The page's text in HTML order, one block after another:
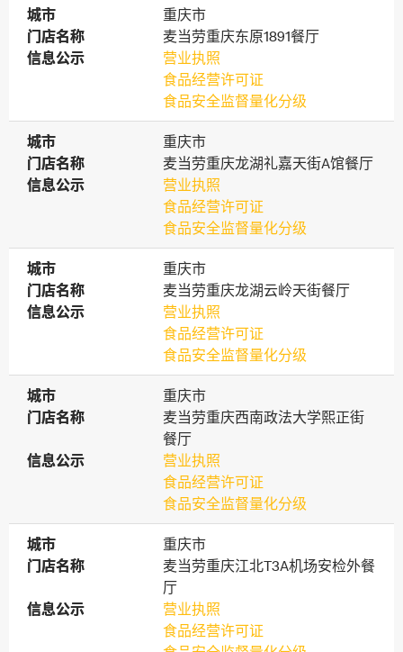
城市
城市
重庆市
门店名称
门店名称
麦当劳重庆东原1891餐厅
信息公示
信息公示
营业执照
食品经营许可证
食品安全监督量化分级
城市
城市
重庆市
门店名称
门店名称
麦当劳重庆龙湖礼嘉天街A馆餐厅
信息公示
信息公示
营业执照
食品经营许可证
食品安全监督量化分级
城市
城市
重庆市
门店名称
门店名称
麦当劳重庆龙湖云岭天街餐厅
信息公示
信息公示
营业执照
食品经营许可证
食品安全监督量化分级
城市
城市
重庆市
门店名称
门店名称
麦当劳重庆西南政法大学熙正街
餐厅
信息公示
信息公示
营业执照
食品经营许可证
食品安全监督量化分级
城市
城市
重庆市
门店名称
门店名称
麦当劳重庆江北T3A机场安检外餐
厅
信息公示
信息公示
营业执照
食品经营许可证